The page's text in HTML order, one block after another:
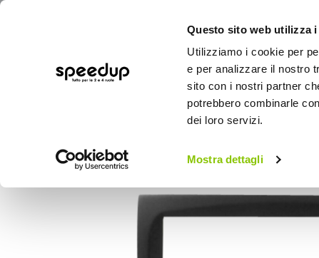
Questo sito web utilizza
Utilizziamo i cookie per
e per analizzare il nostro
sito con i nostri partner
potrebbero combinarle
dei loro servizi.
Mostra dettagli
BICI
Home